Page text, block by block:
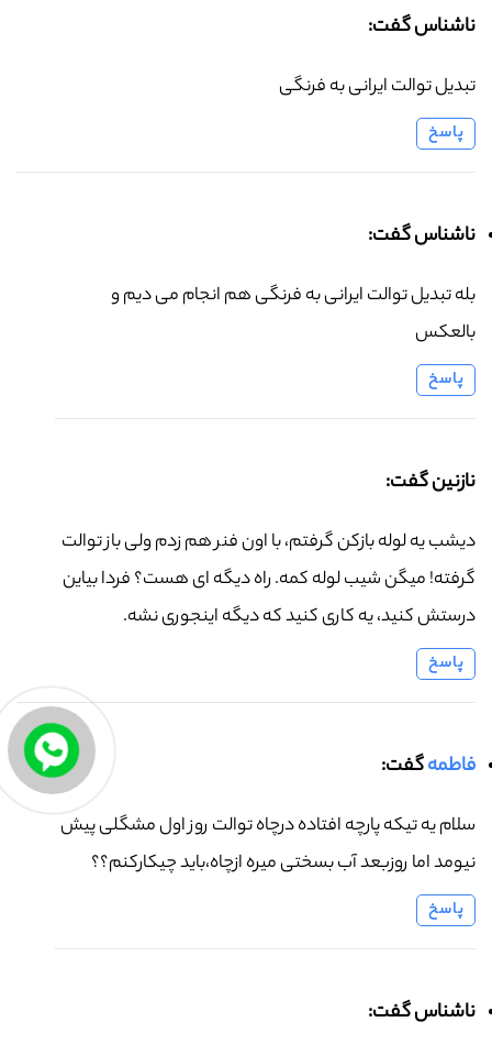
ناشناس گفت:
تبدیل توالت ایرانی به فرنگی
پاسخ
ناشناس گفت:
بله تبدیل توالت ایرانی به فرنگی هم انجام می دیم و
بالعکس
پاسخ
نازنین گفت:
دیشب یه لوله بازکن گرفتم، با اون فنر هم زدم ولی باز توالت
گرفته! میگن شیب لوله کمه. راه دیگه ای هست؟ فردا بیاین
درستش کنید، یه کاری کنید که دیگه اینجوری نشه.
پاسخ
فاطمهگفت:
سلام یه تیکه پارچه افتاده درچاه توالت روز اول مشگلی پیش
نیومد اما روزبعد آب بسختی میره ازچاه،باید چیکارکنم؟؟
پاسخ
ناشناس گفت: